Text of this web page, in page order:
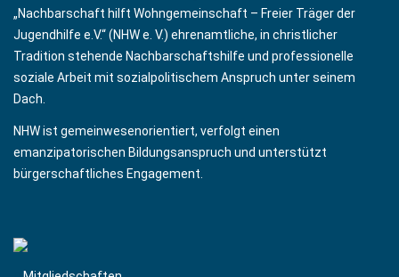
„Nachbarschaft hilft Wohngemeinschaft – Freier Träger der
Jugendhilfe e.V.“ (NHW e. V.) ehrenamtliche, in christlicher
Tradition stehende Nachbarschaftshilfe und professionelle
soziale Arbeit mit sozialpolitischem Anspruch unter seinem
Dach.
NHW ist gemeinwesenorientiert, verfolgt einen
emanzipatorischen Bildungsanspruch und unterstützt
bürgerschaftliches Engagement.